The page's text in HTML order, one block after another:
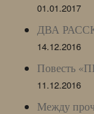
01.01.2017
ДВА
14.12.2016
Повесть
11.12.2016
Между